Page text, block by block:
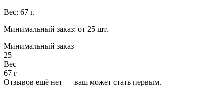
Вес: 67 г.
Минимальный заказ: от 25 шт.
Минимальный заказ
25
Вес
67 г
Отзывов ещё нет — ваш может стать первым.